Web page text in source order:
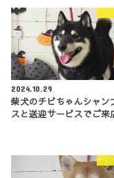
2024.10.29
柴犬のチビちゃんシャン
スと送迎サービスでご